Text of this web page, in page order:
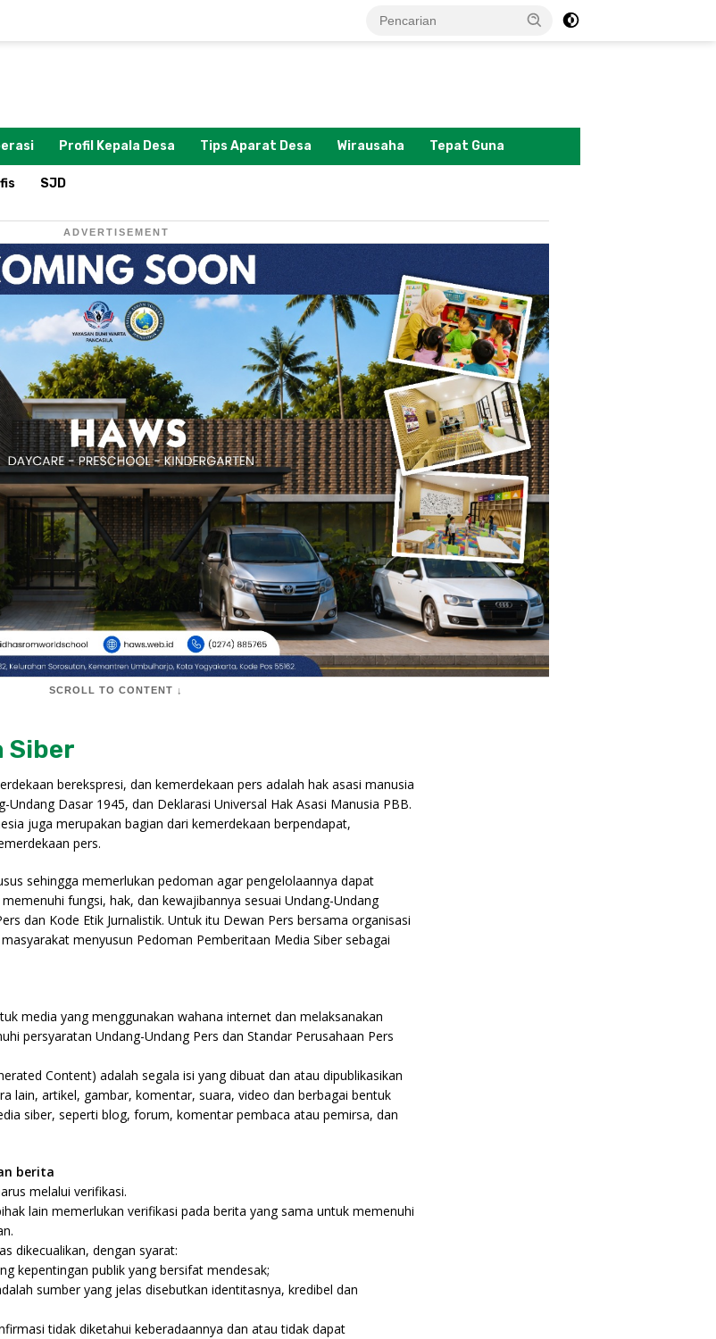
Profil Kepala Desa Tips Aparat Desa Wirausaha Tepat Guna
SJD
ADVERTISEMENT
SCROLL TO CONTENT ↓
Siber
berekspresi, dan kemerdekaan pers adalah hak asasi manusia
Undang Dasar 1945, dan Deklarasi Universal Hak Asasi Manusia PBB.
juga merupakan bagian dari kemerdekaan berpendapat,
pers.
sehingga memerlukan pedoman agar pengelolaannya dapat
fungsi, hak, dan kewajibannya sesuai Undang-Undang
dan Kode Etik Jurnalistik. Untuk itu Dewan Pers bersama organisasi
menyusun Pedoman Pemberitaan Media Siber sebagai
media yang menggunakan wahana internet dan melaksanakan
persyaratan Undang-Undang Pers dan Standar Perusahaan Pers
Content) adalah segala isi yang dibuat dan atau dipublikasikan
lain, artikel, gambar, komentar, suara, video dan berbagai bentuk
siber, seperti blog, forum, komentar pembaca atau pemirsa, dan
berita
melalui verifikasi.
lain memerlukan verifikasi pada berita yang sama untuk memenuhi
dikecualikan, dengan syarat:
kepentingan publik yang bersifat mendesak;
sumber yang jelas disebutkan identitasnya, kredibel dan
tidak diketahui keberadaannya dan atau tidak dapat